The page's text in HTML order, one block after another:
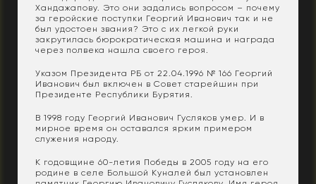
Хандажапову. Это они задались вопросом – почему
за геройские поступки Георгий Иванович так и не
был удостоен звания? Это с их легкой руки
закрутилась бюрократическая машина и награда
через полвека нашла своего героя.
Указом Президента РБ от 22.04.1996 № 166 Георгий
Иванович был включен в Совет старейшин при
Президенте Республики Бурятия.
В 1998 году Георгий Иванович Гусляков умер. И в
мирное время он оставался ярким примером
служения народу.
К годовщине 60-летия Победы в 2005 году на его
родине в селе Большой Куналей был установлен